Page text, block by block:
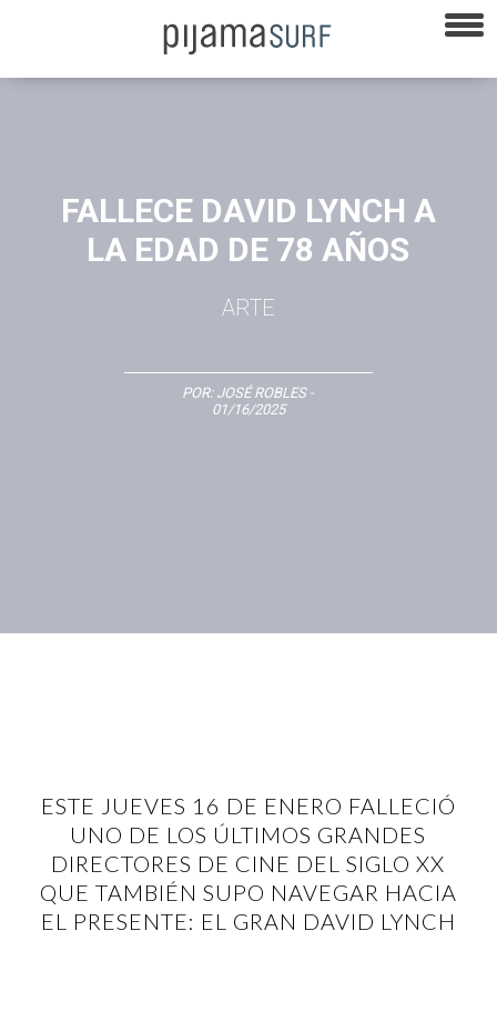
FALLECE DAVID LYNCH A
LA EDAD DE 78 AÑOS
ARTE
POR: JOSÉ ROBLES-
01/16/2025
ESTE JUEVES 16 DE ENERO FALLECIÓ
UNO DE LOS ÚLTIMOS GRANDES
DIRECTORES DE CINE DEL SIGLO XX
QUE TAMBIÉN SUPO NAVEGAR HACIA
EL PRESENTE: EL GRAN DAVID LYNCH